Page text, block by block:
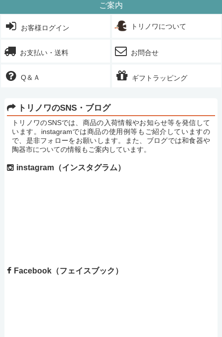
ご案内
お客様ログイン トリノワについて
お支払い・送料 お問合せ
Q＆Ａ ギフトラッピング
トリノワのSNS・ブログ
トリノワのSNSでは、商品の入荷情報やお知らせ等を発信して
います。instagramでは商品の使用例等もご紹介していますの
で、是非フォローをお願いします。また、ブログでは和食器や
陶器市についての情報もご案内しています。
instagram（インスタグラム）
Facebook（フェイスブック）